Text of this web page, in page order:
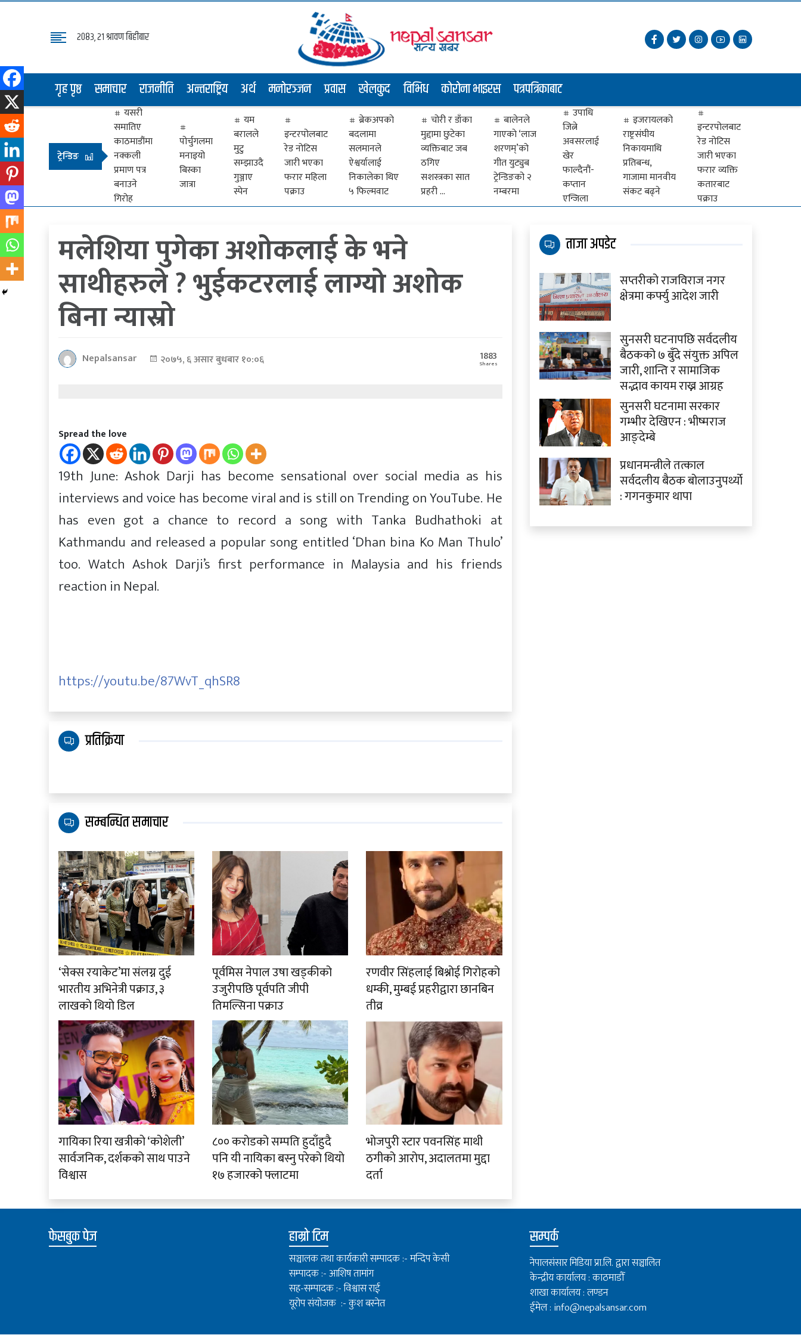
२०८३, २१ श्रावण बिहीबार
गृह पृष्ठ समाचार राजनीति अन्तराष्ट्रिय अर्थ मनोरञ्जन प्रवास खेलकुद विभिध कोरोना भाइरस पत्रपत्रिकाबाट
पृष्ठ
समाचार
राजनीति
अन्तराष्ट्रिय
अर्थ
मनोरञ्जन
पत्रपत्रिकाबाट
ट्रेन्डिङ
यसरी
समातिए
काठमाडौंमा
नक्कली
प्रमाण पत्र
बनाउने
गिरोह
पोर्चुगलमा
मनाइयो
बिस्का
जात्रा
यम
बरालले
मुटु
सम्झाउदै
गुञ्जाए
स्पेन
इन्टरपोलबाट
रेड नोटिस
जारी भएका
फरार महिला
पक्राउ
ब्रेकअपकाे
बदलामा
सलमानले
ऐश्वर्यालाई
निकालेका थिए
५ फिल्मवाट
चोरी र डाँका
मुद्दामा छुटेका
व्यक्तिबाट जब
ठगिए
सशस्त्रका सात
प्रहरी …
बालेनले
गाएकाे ‘लाज
शरणम्’को
गीत युट्युब
ट्रेन्डिङको २
नम्बरमा
उपाधि
जित्ने
अवसरलाई
खेर
फाल्दैनौं-
कप्तान
एन्जिला
इजरायलको
राष्ट्रसंघीय
निकायमाथि
प्रतिबन्ध,
गाजामा मानवीय
संकट बढ्ने
इन्टरपोलबाट
रेड नोटिस
जारी भएका
फरार व्यक्ति
कतारबाट
पक्राउ
मलेशिया पुगेका अशोकलाई के भने
साथीहरुले ? भुईकटरलाई लाग्यो अशोक
बिना न्यास्रो
Nepalsansar २०७५, ६ असार बुधबार १०:०६ 1883
Shares
Spread the love
19th June: Ashok Darji has become sensational over social media as his
interviews and voice has become viral and is still on Trending on YouTube. He
has even got a chance to record a song with Tanka Budhathoki at
Kathmandu and released a popular song entitled ‘Dhan bina Ko Man Thulo’
too. Watch Ashok Darji’s first performance in Malaysia and his friends
reaction in Nepal.
https://youtu.be/87WvT_qhSR8
प्रतिक्रिया
सम्बन्धित समाचार
‘सेक्स रयाकेट’मा संलग्न दुई
भारतीय अभिनेत्री पक्राउ, ३
लाखकाे थियाे डिल
पूर्वमिस नेपाल उषा खड्कीको
उजुरीपछि पूर्वपति जीपी
तिमल्सिना पक्राउ
रणवीर सिंहलाई बिश्नोई गिरोहको
धम्की, मुम्बई प्रहरीद्वारा छानबिन
तीव्र
गायिका रिया खत्रीको ‘कोशेली’
सार्वजनिक, दर्शकको साथ पाउने
विश्वास
८०० करोडको सम्पति हुदाँहुदै
पनि यी नायिका बस्नु परेकाे थियाे
१७ हजारको फ्लाटमा
भोजपुरी स्टार पवनसिंह माथी
ठगीको आरोप, अदालतमा मुद्दा
दर्ता
ताजा अपडेट
सप्तरीको राजविराज नगर
क्षेत्रमा कर्फ्यु आदेश जारी
सुनसरी घटनापछि सर्वदलीय
बैठकको ७ बुँदे संयुक्त अपिल
जारी, शान्ति र सामाजिक
सद्भाव कायम राख्न आग्रह
सुनसरी घटनामा सरकार
गम्भीर देखिएन : भीष्मराज
आङ्देम्बे
प्रधानमन्त्रीले तत्काल
सर्वदलीय बैठक बोलाउनुपर्थ्यो
: गगनकुमार थापा
फेसबुक पेज हाम्रो टिम
सञ्चालक तथा कार्यकारी सम्पादक :- मन्दिप केसी
सम्पादक :- आशिष तामांग
सह-सम्पादक :- विश्वास राई
यूरोप संयोजक :- कुश बस्नेत
सम्पर्क
नेपालसंसार मिडिया प्रा.लि. द्वारा सञ्चालित
केन्द्रीय कार्यालय : काठमाडौँ
शाखा कार्यालय : लण्डन
ईमेल : info@nepalsansar.com